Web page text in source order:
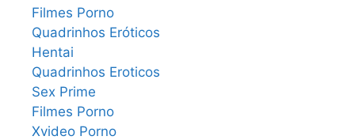
Filmes Porno
Quadrinhos Eróticos
Hentai
Quadrinhos Eroticos
Sex Prime
Filmes Porno
Xvideo Porno